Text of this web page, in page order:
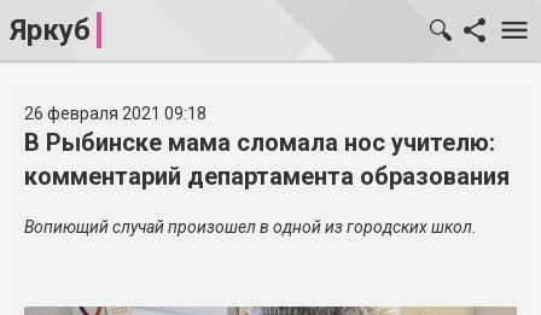
Яркуб
26 февраля 2021 09:18
В Рыбинске мама сломала нос учителю:
комментарий департамента образования
Вопиющий случай произошел в одной из городских школ.